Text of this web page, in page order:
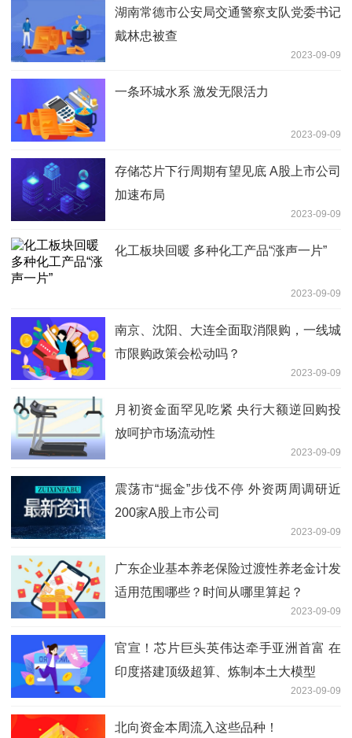
湖南常德市公安局交通警察支队党委书记
戴林忠被查
2023-09-09
一条环城水系 激发无限活力
2023-09-09
存储芯片下行周期有望见底 A股上市公司
加速布局
2023-09-09
化工板块回暖 多种化工产品“涨声一片”
2023-09-09
南京、沈阳、大连全面取消限购，一线城
市限购政策会松动吗？
2023-09-09
月初资金面罕见吃紧 央行大额逆回购投
放呵护市场流动性
2023-09-09
震荡市“掘金”步伐不停 外资两周调研近
200家A股上市公司
2023-09-09
广东企业基本养老保险过渡性养老金计发
适用范围哪些？时间从哪里算起？
2023-09-09
官宣！芯片巨头英伟达牵手亚洲首富 在
印度搭建顶级超算、炼制本土大模型
2023-09-09
北向资金本周流入这些品种！